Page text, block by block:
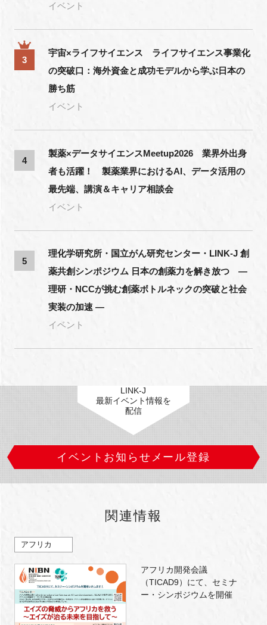
イベント
3
宇宙×ライフサイエンス ライフサイエンス事業化
の突破口：海外資金と成功モデルから学ぶ日本の
勝ち筋
イベント
4
製薬×データサイエンスMeetup2026 業界外出身
者も活躍！ 製薬業界におけるAI、データ活用の
最先端、講演＆キャリア相談会
イベント
5
理化学研究所・国立がん研究センター・LINK-J 創
薬共創シンポジウム 日本の創薬力を解き放つ ―
理研・NCCが挑む創薬ボトルネックの突破と社会
実装の加速 ―
イベント
LINK-J
最新イベント情報を
配信
イベントお知らせメール登録
関連情報
アフリカ
アフリカ開発会議
（TICAD9）にて、セミナ
ー・シンポジウムを開催